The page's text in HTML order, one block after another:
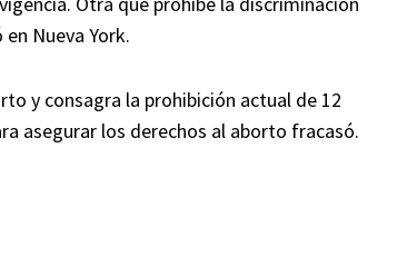
Nueva York.
y consagra la prohibición actual de 12
asegurar los derechos al aborto fracasó.